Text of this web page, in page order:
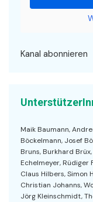
Kanal abonnieren
Maik Baumann,
Böckelmann, Josef
Bruns, Burkhard
Echelmeyer, Rüdiger
Claus Hilbers, Simon
Christian Johanns,
Jörg Kleinschmidt,